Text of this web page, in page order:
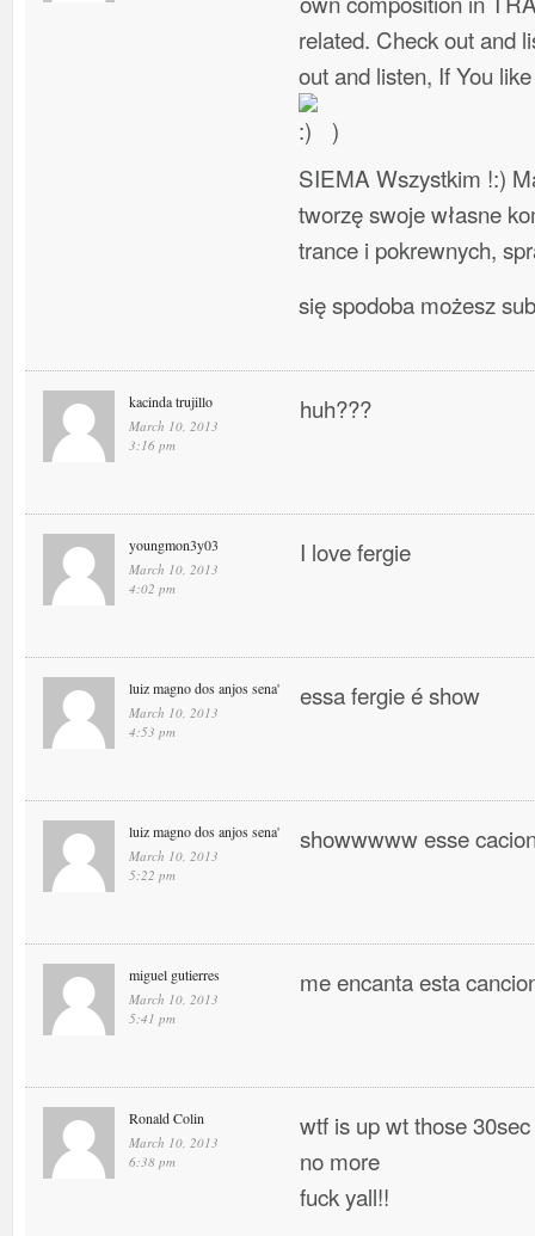
related. Check out and
out and listen, If You
)
SIEMA Wszystkim !:)
tworzę swoje własne
trance i pokrewnych,
się spodoba możesz
kacinda trujillo
March 10, 2013
3:16 pm
huh???
youngmon3y03
March 10, 2013
4:02 pm
I love fergie
luiz magno dos anjos sena'
March 10, 2013
4:53 pm
essa fergie é show
luiz magno dos anjos sena'
March 10, 2013
5:22 pm
showwwww esse
miguel gutierres
March 10, 2013
5:41 pm
me encanta esta
Ronald Colin
March 10, 2013
6:38 pm
wtf is up wt those
no more
fuck yall!!